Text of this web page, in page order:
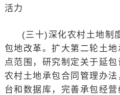
活力
(三十)深化农村土地制
包地改革。扩大第二轮土
点范围，研究制定关于延
农村土地承包合同管理办
台和数据库，完善承包经